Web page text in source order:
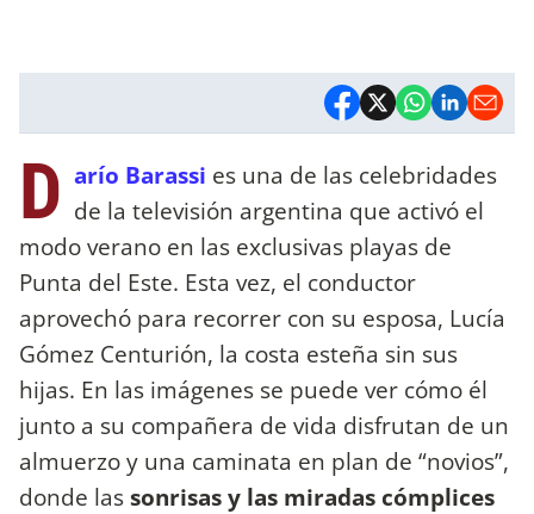
D arío Barassi es una de las celebridades
de la televisión argentina que activó el
modo verano en las exclusivas playas de
Punta del Este. Esta vez, el conductor
aprovechó para recorrer con su esposa, Lucía
Gómez Centurión, la costa esteña sin sus
hijas. En las imágenes se puede ver cómo él
junto a su compañera de vida disfrutan de un
almuerzo y una caminata en plan de “novios”,
donde lassonrisas y las miradas cómplices